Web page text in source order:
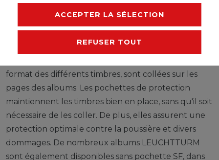
couleurs. Vous pouvez ainsi plus facilement savoir
quels timbres manquent encore dans votre album.
Des pochettes de protection, fabriquées à partir
d'une feuille de polystyrène traitée anti-reflet,
format des différents timbres, sont collées sur les
pages des albums. Les pochettes de protection
maintiennent les timbres bien en place, sans qu'il soit
nécessaire de les coller. De plus, elles assurent une
protection optimale contre la poussière et divers
dommages. De nombreux albums LEUCHTTURM
sont également disponibles sans pochette SF, dans
ACCEPTER LA SÉLECTION
REFUSER TOUT